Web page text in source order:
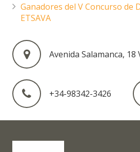
Ganadores del V Concurso de
ETSAVA
Avenida Salamanca, 18
+34-98342-3426